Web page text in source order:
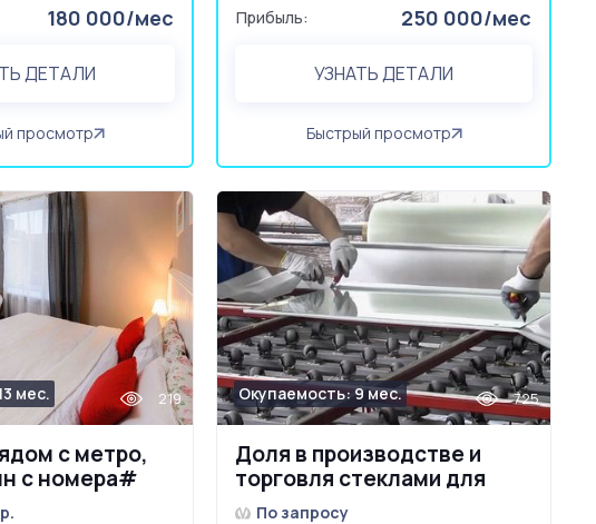
180 000/мес
ДЕТАЛИ
просмотр
Прибыль: 250 000/мес
УЗНАТЬ ДЕТАЛИ
Быстрый просмотр
с метро,
с номера#
мес. 219
Доля в производстве и
торговля стеклами для
спецтехники. 7 лет
Окупаемость: 9 мес. 725
По запросу